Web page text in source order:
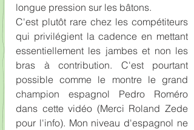
longue pression sur les bâtons.
C'est plutôt rare chez les compétiteurs
qui privilégient la cadence en mettant
essentiellement les jambes et non les
bras à contribution. C'est pourtant
possible comme le montre le grand
champion espagnol Pedro Roméro
dans cette vidéo (Merci Roland Zede
pour l'info). Mon niveau d'espagnol ne